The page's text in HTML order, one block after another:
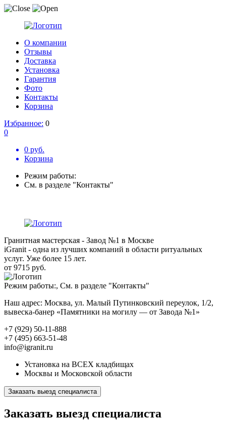
О компании
Отзывы
Доставка
Установка
Гарантия
Фото
Контакты
Корзина
Избранное: 0
0
0 руб.
Корзина
Режим работы:
См. в разделе "Контакты"
Гранитная мастерская - Завод №1 в Москве
iGranit - одна из лучших компаний в области ритуальных
услуг. Уже более 15 лет.
от 9715 руб.
Режим работы:, См. в разделе "Контакты"
Наш адрес: Москва, ул. Малый Путинковский переулок, 1/2,
вывеска-банер «Памятники на могилу — от Завода №1»
+7 (929) 50-11-888
+7 (495) 663-51-48
info@igranit.ru
Установка на ВСЕХ кладбищах
Москвы и Московской области
Заказать выезд специалиста
Заказать выезд специалиста